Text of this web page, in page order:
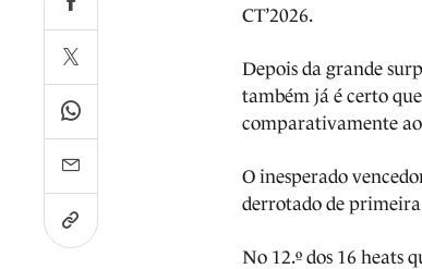
CT’2026.
Depois da grande
também já é certo
comparativamente ao
O inesperado
derrotado de
No 12.º dos 16 heats